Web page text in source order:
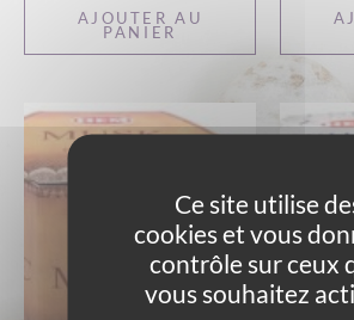
AJOUTER AU
PANIER
Ce site utilise
cookies et vous
contrôle sur ceux
vous souhaitez